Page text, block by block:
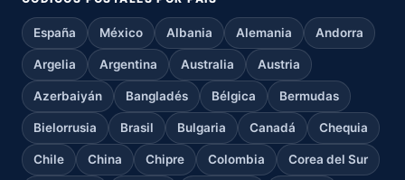
España México Albania Alemania Andorra
Argelia Argentina Australia Austria
Azerbaiyán Bangladés Bélgica Bermudas
Bielorrusia Brasil Bulgaria Canadá Chequia
Chile China Chipre Colombia Corea del Sur